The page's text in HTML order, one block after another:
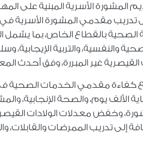
المشورة الأسرية المبنية على
تدريب مقدمي المشورة الأسرية
الصحية بالقطاع الخاص، بما
والنفسية، والتربية
غير المبررة، وفق أحدث
كفاءة مقدمي الخدمات الصحية
يوم، والصحة الإنجابية،
وخفض معدلات الولادات القيصرية
إلى تدريب الممرضات والقابلات،